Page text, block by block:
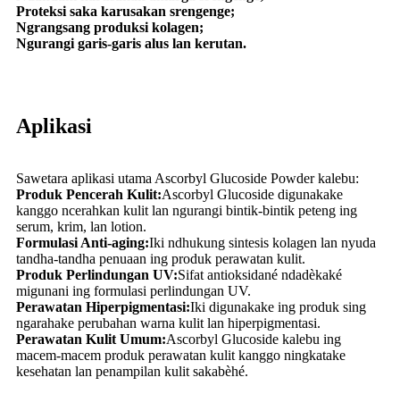
Proteksi saka karusakan srengenge;
Ngrangsang produksi kolagen;
Ngurangi garis-garis alus lan kerutan.
Aplikasi
Sawetara aplikasi utama Ascorbyl Glucoside Powder kalebu:
Produk Pencerah Kulit:Ascorbyl Glucoside digunakake
kanggo ncerahkan kulit lan ngurangi bintik-bintik peteng ing
serum, krim, lan lotion.
Formulasi Anti-aging:Iki ndhukung sintesis kolagen lan nyuda
tandha-tandha penuaan ing produk perawatan kulit.
Produk Perlindungan UV:Sifat antioksidané ndadèkaké
migunani ing formulasi perlindungan UV.
Perawatan Hiperpigmentasi:Iki digunakake ing produk sing
ngarahake perubahan warna kulit lan hiperpigmentasi.
Perawatan Kulit Umum:Ascorbyl Glucoside kalebu ing
macem-macem produk perawatan kulit kanggo ningkatake
kesehatan lan penampilan kulit sakabèhé.